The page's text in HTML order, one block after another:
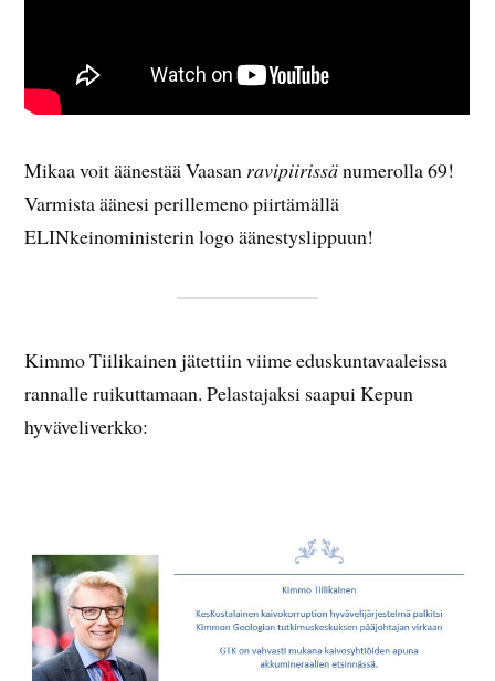
Mikaa voit äänestää Vaasan ravipiirissänumerolla 69!
Varmista äänesi perillemeno piirtämällä
ELINkeinoministerin logo äänestyslippuun!
Kimmo Tiilikainen jätettiin viime eduskuntavaaleissa
rannalle ruikuttamaan. Pelastajaksi saapui Kepun
hyväveliverkko: